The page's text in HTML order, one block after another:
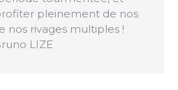
pleinement de nos
nos rivages multiples !
LIZE